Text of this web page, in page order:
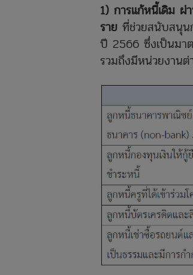
1) การแก้หนี้เดิม ผ่
ราย ที่ช่วยสนับสนุน
ปี 2566 ซึ่งเป็นมาต
รวมถึงมีหน่วยงาน